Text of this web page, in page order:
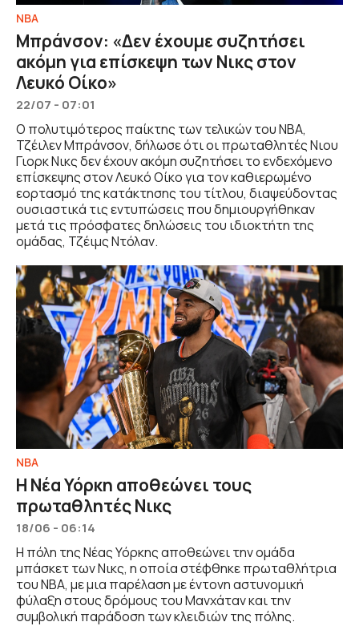
NBA
Μπράνσον: «Δεν έχουμε συζητήσει
ακόμη για επίσκεψη των Νικς στον
Λευκό Οίκο»
22/07 - 07:01
Ο πολυτιμότερος παίκτης των τελικών του ΝΒΑ,
Τζέιλεν Μπράνσον, δήλωσε ότι οι πρωταθλητές Νιου
Γιορκ Νικς δεν έχουν ακόμη συζητήσει το ενδεχόμενο
επίσκεψης στον Λευκό Οίκο για τον καθιερωμένο
εορτασμό της κατάκτησης του τίτλου, διαψεύδοντας
ουσιαστικά τις εντυπώσεις που δημιουργήθηκαν
μετά τις πρόσφατες δηλώσεις του ιδιοκτήτη της
ομάδας, Τζέιμς Ντόλαν.
NBA
Η Νέα Υόρκη αποθεώνει τους
πρωταθλητές Νικς
18/06 - 06:14
Η πόλη της Νέας Υόρκης αποθεώνει την ομάδα
μπάσκετ των Νικς, η οποία στέφθηκε πρωταθλήτρια
του NBA, με μια παρέλαση με έντονη αστυνομική
φύλαξη στους δρόμους του Μανχάταν και την
συμβολική παράδοση των κλειδιών της πόλης.